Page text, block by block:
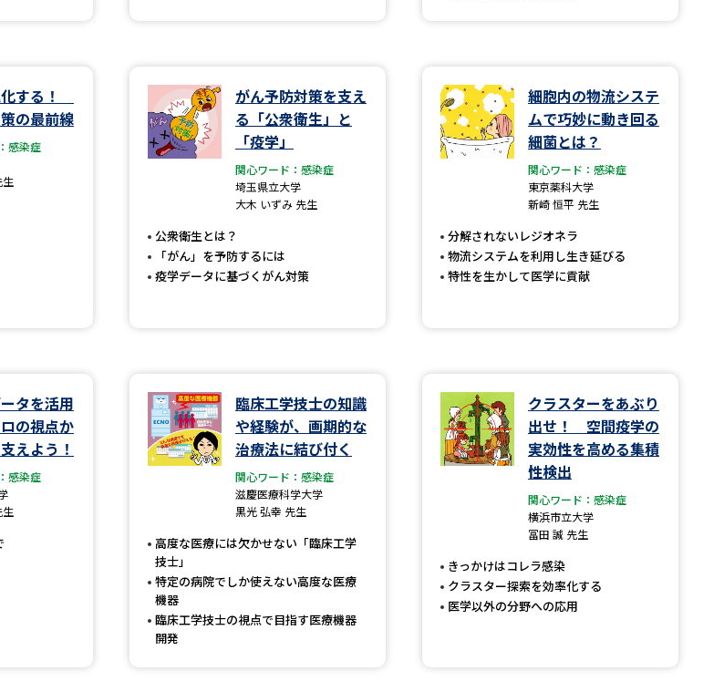
学問発見 学問検索
大学で学びたい学問発見
学問のミニ講義「夢ナビ講義」 学問分野解説 夢ナビライブ
ユーザーサポート
個人情報取扱規定
特定商取引表記 お問合せ先 テレメール進学カタログ
訂正のご案内
受験情報リンク
する！
の最前線
感染症
生
がん予防対策を支え
る「公衆衛生」と
「疫学」
関心ワード：感染症
埼玉県立大学
大木 いずみ 先生
公衆衛生とは？
「がん」を予防するには
疫学データに基づくがん対策
細胞内の物流システ
ムで巧妙に動き回る
細菌とは？
関心ワード：感染症
東京薬科大学
新崎 恒平 先生
分解されないレジオネラ
物流システムを利用し生き延びる
特性を生かして医学に貢献
タを活用
の視点か
えよう！
感染症
生
臨床工学技士の知識
や経験が、画期的な
治療法に結び付く
関心ワード：感染症
滋慶医療科学大学
黒光 弘幸 先生
高度な医療には欠かせない「臨床工学
技士」
特定の病院でしか使えない高度な医療
機器
臨床工学技士の視点で目指す医療機器
開発
クラスターをあぶり
出せ！ 空間疫学の
実効性を高める集積
性検出
関心ワード：感染症
横浜市立大学
冨田 誠 先生
きっかけはコレラ感染
クラスター探索を効率化する
医学以外の分野への応用